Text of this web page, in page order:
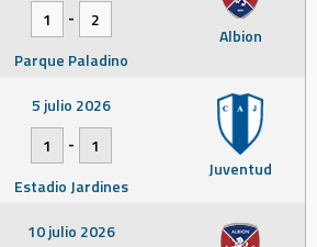
Albion
1
-
2
Parque Paladino
Juventud
5 julio 2026
1
-
1
Estadio Jardines
10 julio 2026